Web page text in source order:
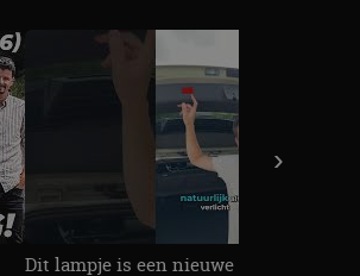
Dit lampje is een nieuwe veiligheidseis
›